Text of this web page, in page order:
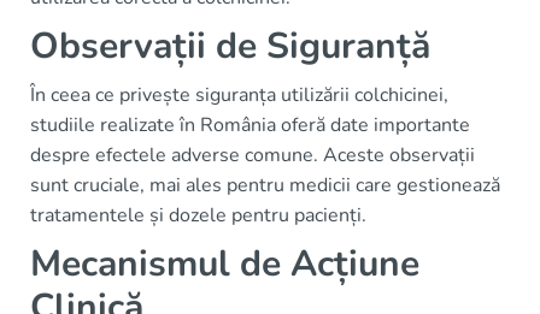
Observații de Siguranță
În ceea ce privește siguranța utilizării colchicinei,
studiile realizate în România oferă date importante
despre efectele adverse comune. Aceste observații
sunt cruciale, mai ales pentru medicii care gestionează
tratamentele și dozele pentru pacienți.
Mecanismul de Acțiune